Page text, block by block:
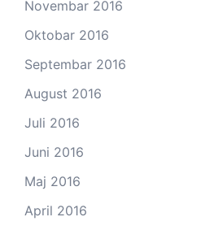
Novembar 2016
Oktobar 2016
Septembar 2016
August 2016
Juli 2016
Juni 2016
Maj 2016
April 2016